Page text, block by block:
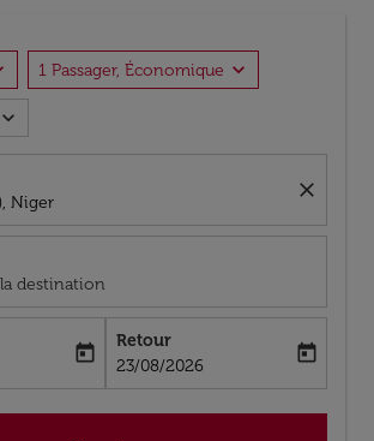
1 Passager, Économique expand_more
expand_more
Niger
close
destination
date-aria-label
today
Retour
fc-booking-return-date-aria-label
23/08/2026
today